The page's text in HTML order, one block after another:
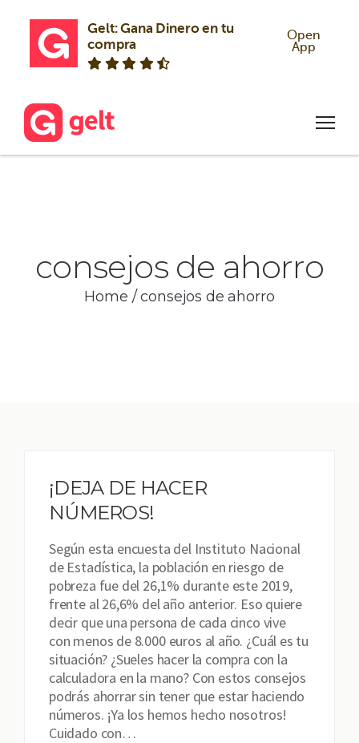
Gelt: Gana Dinero en tu
compra
Open
App
consejos de ahorro
Home /consejos de ahorro
¡DEJA DE HACER
NÚMEROS!
Según esta encuesta del Instituto Nacional
de Estadística, la población en riesgo de
pobreza fue del 26,1% durante este 2019,
frente al 26,6% del año anterior. Eso quiere
decir que una persona de cada cinco vive
con menos de 8.000 euros al año. ¿Cuál es tu
situación? ¿Sueles hacer la compra con la
calculadora en la mano? Con estos consejos
podrás ahorrar sin tener que estar haciendo
números. ¡Ya los hemos hecho nosotros!
Cuidado con…